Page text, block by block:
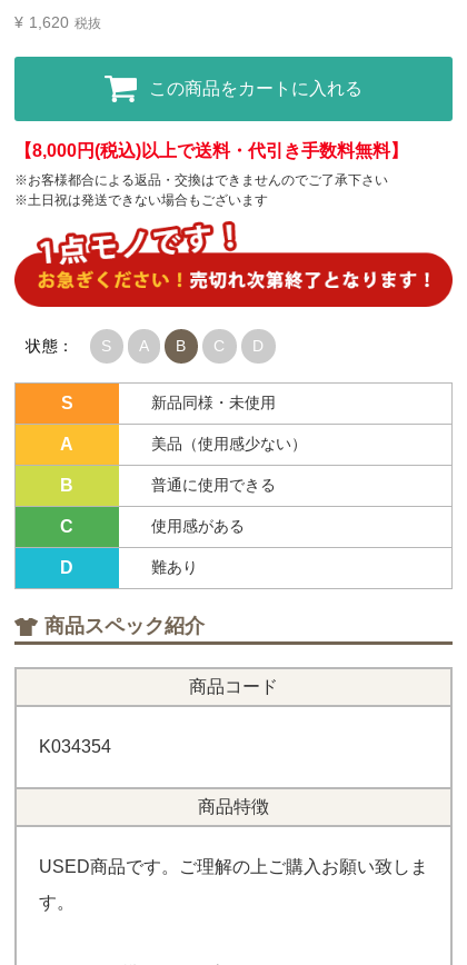
¥ 1,620 税抜
この商品をカートに入れる
【8,000円(税込)以上で送料・代引き手数料無料】
※お客様都合による返品・交換はできませんのでご了承下さい
※土日祝は発送できない場合もございます
状態： S A B C D
S 新品同様・未使用
A 美品（使用感少ない）
B 普通に使用できる
C 使用感がある
D 難あり
商品スペック紹介
商品コード
K034354
商品特徴
USED商品です。ご理解の上ご購入お願い致しま
す。